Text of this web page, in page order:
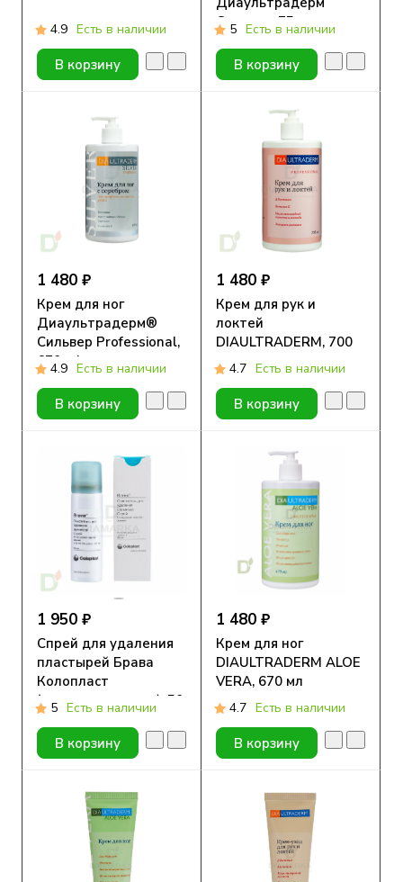
4.9 Есть в наличии
В корзину
Сильвер, 75 мл.
5 Есть в наличии
В корзину
1 480 ₽
Крем для ног
Диаультрадерм®
Сильвер Professional,
670 ml
4.9 Есть в наличии
В корзину
1 480 ₽
Крем для рук и
локтей
DIAULTRADERM, 700
мл4.7 Есть в наличии
В корзину
1 950 ₽
Спрей для удаления
пластырей Брава
Колопласт
(очиститель кожи), 50
ml
5 Есть в наличии
В корзину
1 480 ₽
Крем для ног
DIAULTRADERM ALOE
VERA, 670 мл
4.7 Есть в наличии
В корзину